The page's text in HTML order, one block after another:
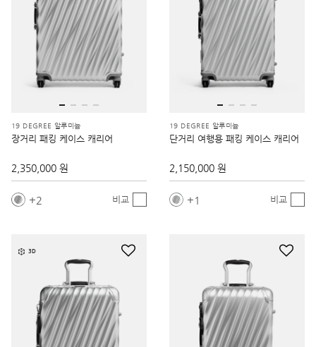
19 DEGREE 알루미늄
장거리 패킹 케이스 캐리어
2,350,000 원
2 비교
19 DEGREE 알루미늄
단거리 여행용 패킹 케이스 캐리어
2,150,000 원
1 비교
3D